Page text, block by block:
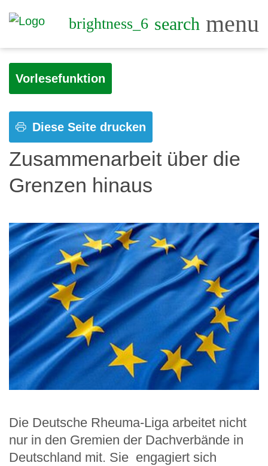
brightness_6 search menu
Vorlesefunktion
Diese Seite drucken
Zusammenarbeit über die
Grenzen hinaus
Die Deutsche Rheuma-Liga arbeitet nicht
nur in den Gremien der Dachverbände in
Deutschland mit. Sie engagiert sich